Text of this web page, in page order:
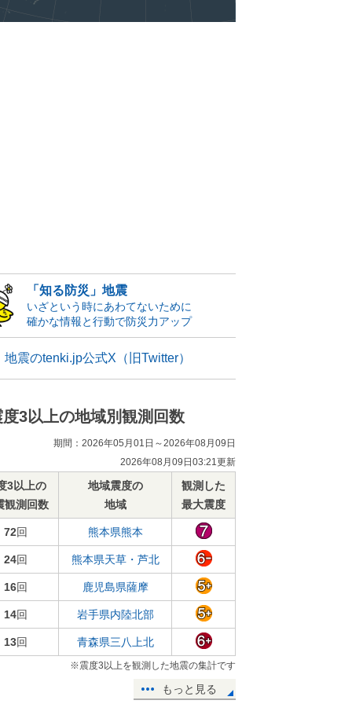
「知る防災」地震
いざという時にあわてないために
確かな情報と行動で防災力アップ
地震のtenki.jp公式X（旧Twitter）
度3以上の地域別観測回数
期間：2026年05月01日～2026年08月09日
2026年08月09日03:21更新
3以上の
観測回数
地域震度の
地域
観測した
最大震度
72回 熊本県熊本
24回 熊本県天草・芦北
16回 鹿児島県薩摩
14回 岩手県内陸北部
13回 青森県三八上北
※震度3以上を観測した地震の集計です
もっと見る